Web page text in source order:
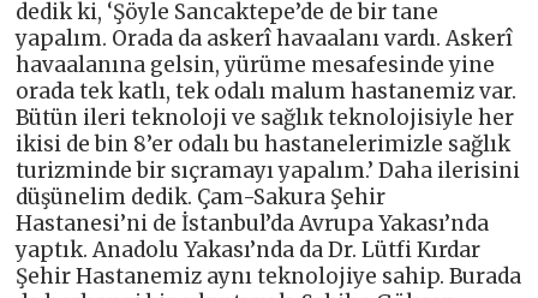
dedik ki, ‘Şöyle Sancaktepe’de de bir tane
yapalım. Orada da askerî havaalanı vardı. Askerî
havaalanına gelsin, yürüme mesafesinde yine
orada tek katlı, tek odalı malum hastanemiz var.
Bütün ileri teknoloji ve sağlık teknolojisiyle her
ikisi de bin 8’er odalı bu hastanelerimizle sağlık
turizminde bir sıçramayı yapalım.’ Daha ilerisini
düşünelim dedik. Çam-Sakura Şehir
Hastanesi’ni de İstanbul’da Avrupa Yakası’nda
yaptık. Anadolu Yakası’nda da Dr. Lütfi Kırdar
Şehir Hastanemiz aynı teknolojiye sahip. Burada